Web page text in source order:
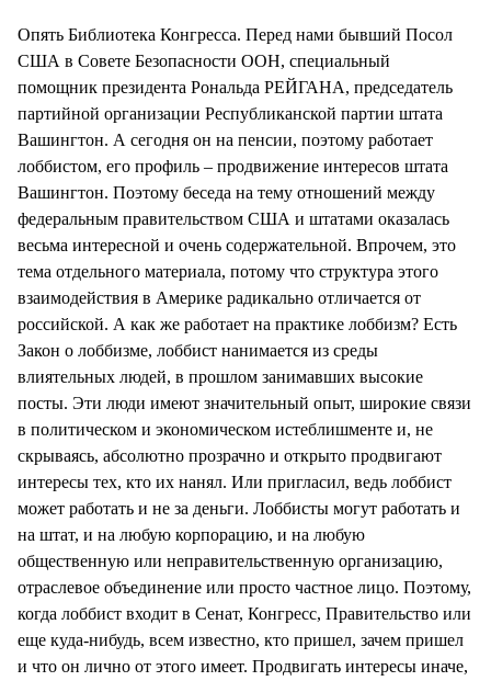
Опять Библиотека Конгресса. Перед нами бывший Посол
США в Совете Безопасности ООН, специальный
помощник президента Рональда РЕЙГАНА, председатель
партийной организации Республиканской партии штата
Вашингтон. А сегодня он на пенсии, поэтому работает
лоббистом, его профиль – продвижение интересов штата
Вашингтон. Поэтому беседа на тему отношений между
федеральным правительством США и штатами оказалась
весьма интересной и очень содержательной. Впрочем, это
тема отдельного материала, потому что структура этого
взаимодействия в Америке радикально отличается от
российской. А как же работает на практике лоббизм? Есть
Закон о лоббизме, лоббист нанимается из среды
влиятельных людей, в прошлом занимавших высокие
посты. Эти люди имеют значительный опыт, широкие связи
в политическом и экономическом истеблишменте и, не
скрываясь, абсолютно прозрачно и открыто продвигают
интересы тех, кто их нанял. Или пригласил, ведь лоббист
может работать и не за деньги. Лоббисты могут работать и
на штат, и на любую корпорацию, и на любую
общественную или неправительственную организацию,
отраслевое объединение или просто частное лицо. Поэтому,
когда лоббист входит в Сенат, Конгресс, Правительство или
еще куда-нибудь, всем известно, кто пришел, зачем пришел
и что он лично от этого имеет. Продвигать интересы иначе,